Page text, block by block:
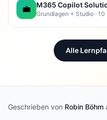
💼 M365 Copilot
Grundlagen + Studio · 10
Alle
Geschrieben von Robin Böhm